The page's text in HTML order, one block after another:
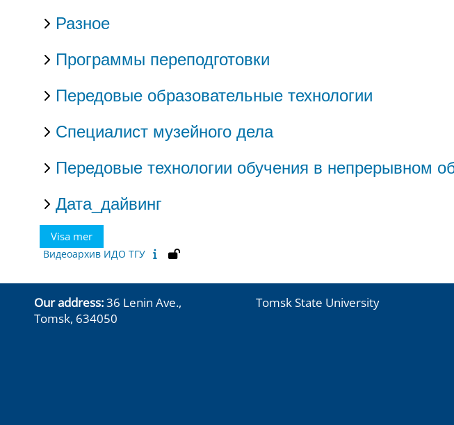
Разное
Программы переподготовки
Передовые образовательные технологии
Специалист музейного дела
Передовые технологии обучения в непрерывном
Дата_дайвинг
Visa mer
Видеоархив ИДО ТГУ
Our address:36 Lenin Ave.,
Tomsk, 634050
Tomsk State University